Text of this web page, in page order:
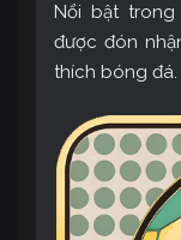
Nổi bật trong
được đón
thích bóng đá.